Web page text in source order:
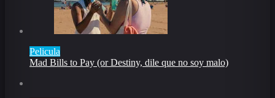
Pelicula
Mad Bills to Pay (or Destiny, dile que no soy malo)